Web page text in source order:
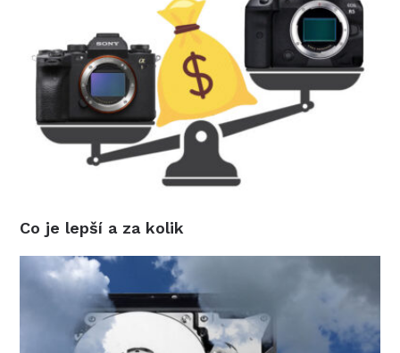
Co je lepší a za kolik